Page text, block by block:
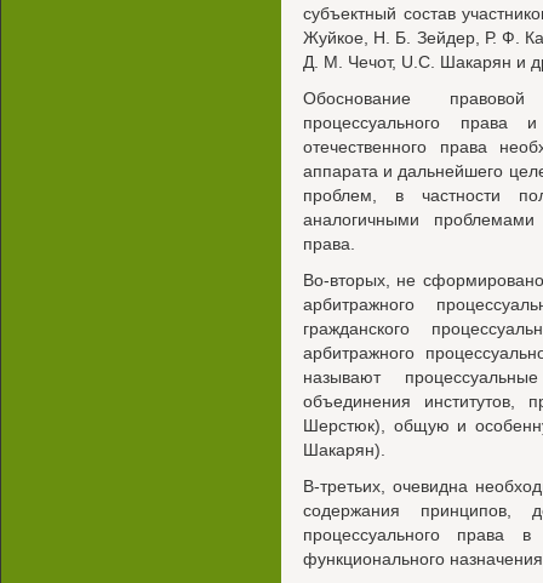
субъектный состав
Жуйкое, Н. Б. Зейдер, Р. Ф.
Д. М. Чечот, U.C. Шакарян и
Обоснование
процессуального
отечественного права
аппарата и дальнейшего
проблем, в частности
аналогичными проблемами
права.
Во-вторых, не
арбитражного
гражданского
арбитражного
называют
объединения институтов,
Шерстюк), общую и
Шакарян).
В-третьих, очевидна
содержания принципов,
процессуального права
функционального